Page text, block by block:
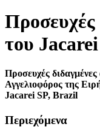
του Jacarei
Προσευχές
Αγγελιοφόρος της
Jacarei SP, Brazil
Περιεχόμενα